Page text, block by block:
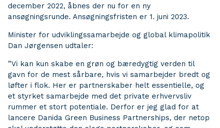
december 2022, åbnes der nu for en ny
ansøgningsrunde. Ansøgningsfristen er 1. juni 2023.
Minister for udviklingssamarbejde og global klimapolitik
Dan Jørgensen udtaler:
”Vi kan kun skabe en grøn og bæredygtig verden til
gavn for de mest sårbare, hvis vi samarbejder bredt og
løfter i flok. Her er partnerskaber helt essentielle, og
et styrket samarbejde med det private erhvervsliv
rummer et stort potentiale. Derfor er jeg glad for at
lancere Danida Green Business Partnerships, der netop